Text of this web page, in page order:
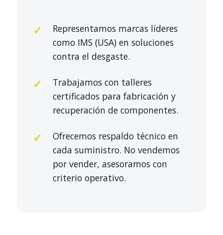
Representamos marcas líderes
como IMS (USA) en soluciones
contra el desgaste.
Trabajamos con talleres
certificados para fabricación y
recuperación de componentes.
Ofrecemos respaldo técnico en
cada suministro. No vendemos
por vender, asesoramos con
criterio operativo.